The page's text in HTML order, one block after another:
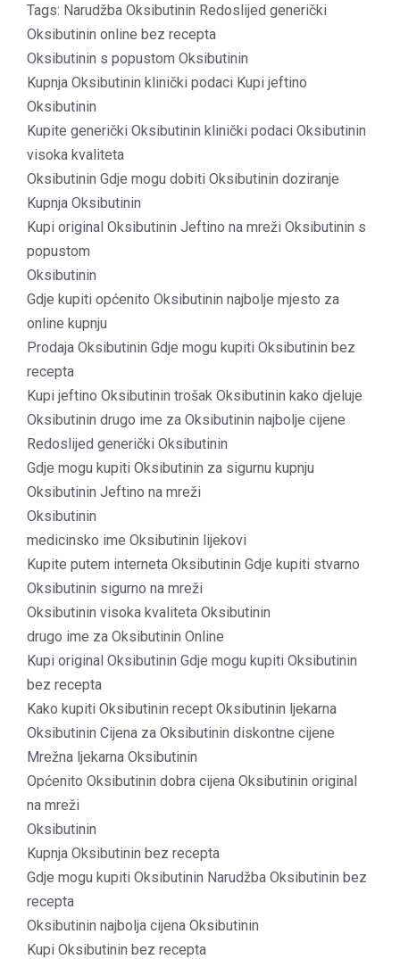
Tags: Narudžba Oksibutinin Redoslijed generički
Oksibutinin online bez recepta
Oksibutinin s popustom Oksibutinin
Kupnja Oksibutinin klinički podaci Kupi jeftino
Oksibutinin
Kupite generički Oksibutinin klinički podaci Oksibutinin
visoka kvaliteta
Oksibutinin Gdje mogu dobiti Oksibutinin doziranje
Kupnja Oksibutinin
Kupi original Oksibutinin Jeftino na mreži Oksibutinin s
popustom
Oksibutinin
Gdje kupiti općenito Oksibutinin najbolje mjesto za
online kupnju
Prodaja Oksibutinin Gdje mogu kupiti Oksibutinin bez
recepta
Kupi jeftino Oksibutinin trošak Oksibutinin kako djeluje
Oksibutinin drugo ime za Oksibutinin najbolje cijene
Redoslijed generički Oksibutinin
Gdje mogu kupiti Oksibutinin za sigurnu kupnju
Oksibutinin Jeftino na mreži
Oksibutinin
medicinsko ime Oksibutinin lijekovi
Kupite putem interneta Oksibutinin Gdje kupiti stvarno
Oksibutinin sigurno na mreži
Oksibutinin visoka kvaliteta Oksibutinin
drugo ime za Oksibutinin Online
Kupi original Oksibutinin Gdje mogu kupiti Oksibutinin
bez recepta
Kako kupiti Oksibutinin recept Oksibutinin ljekarna
Oksibutinin Cijena za Oksibutinin diskontne cijene
Mrežna ljekarna Oksibutinin
Općenito Oksibutinin dobra cijena Oksibutinin original
na mreži
Oksibutinin
Kupnja Oksibutinin bez recepta
Gdje mogu kupiti Oksibutinin Narudžba Oksibutinin bez
recepta
Oksibutinin najbolja cijena Oksibutinin
Kupi Oksibutinin bez recepta